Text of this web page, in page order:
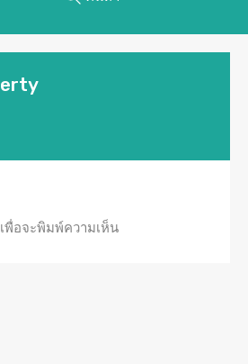
เพื่อจะพิมพ์ความเห็น